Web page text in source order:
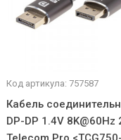
Код артикула: 757587
Кабель
DP-DP 1.4V 8K@60Hz